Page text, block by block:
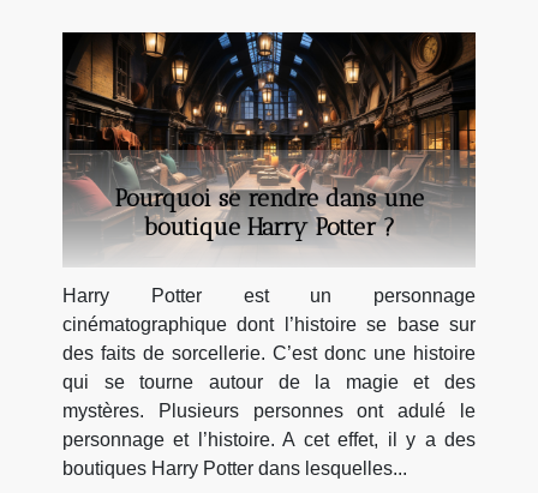
Pourquoi se rendre dans une
boutique Harry Potter ?
Harry Potter est un personnage
cinématographique dont l’histoire se base sur
des faits de sorcellerie. C’est donc une histoire
qui se tourne autour de la magie et des
mystères. Plusieurs personnes ont adulé le
personnage et l’histoire. A cet effet, il y a des
boutiques Harry Potter dans lesquelles...